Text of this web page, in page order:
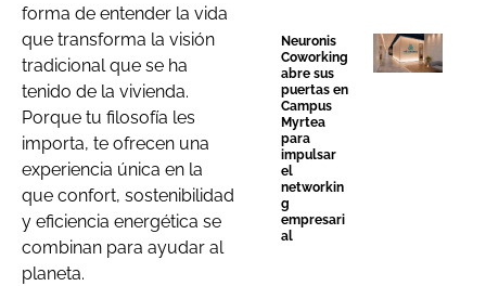
forma de entender la vida
que transforma la visión
tradicional que se ha
tenido de la vivienda.
Porque tu filosofía les
importa, te ofrecen una
experiencia única en la
que confort, sostenibilidad
y eficiencia energética se
combinan para ayudar al
planeta.
Neuronis
Coworking
abre sus
puertas en
Campus
Myrtea
para
impulsar
el
networkin
g
empresari
al